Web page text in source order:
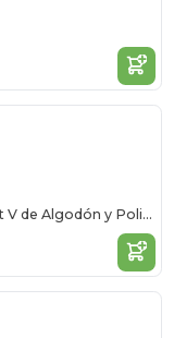
Camiseta Mujer Confort V de Algodón y Poliéster